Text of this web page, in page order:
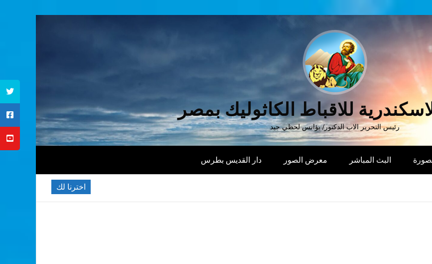
للاقباط الكاثوليك بمصر
رئيس التحرير الاب الدكتور/ يؤانس لحظي جيد
البث المباشر معرض الصور دار القديس بطرس
اخترنا لك